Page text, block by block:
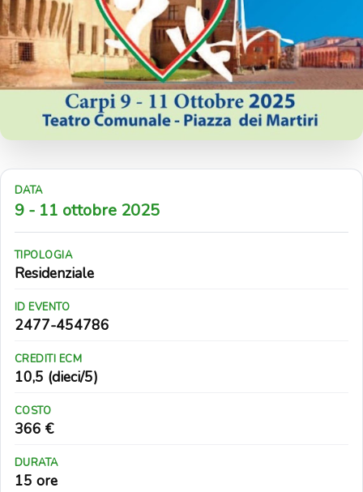
DATA
9 - 11 ottobre 2025
TIPOLOGIA
Residenziale
ID EVENTO
2477-454786
CREDITI ECM
10,5 (dieci/5)
COSTO
366 €
DURATA
15 ore